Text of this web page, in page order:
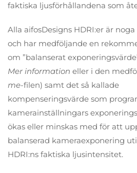
faktiska ljusförhållandena som
Alla aifosDesigns HDRI:er är
och har medföljande en
om ”balanserat
Mer information eller i den
me-filen) samt det så kallade
kompenseringsvärde som
kamerainställningars
ökas eller minskas med för att
balanserad kameraexponering
HDRI:ns faktiska ljusintensitet.